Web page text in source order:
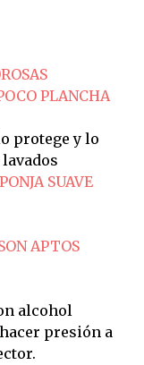
PLANCHA
protege y lo
SUAVE
APTOS
alcohol
presión a